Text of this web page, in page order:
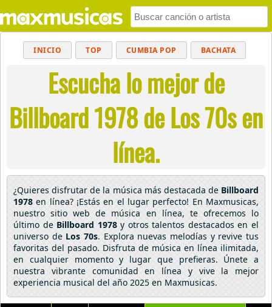
INICIO TOP CUMBIA POP BACHATA
POP MUSICA CRISTIANA REGGAETON
BALADAS ALTERNATIVO ELECTRÓNICA
CUMBIAS
Escucha lo mejor de
Billboard 1978 de Los 70s en
línea.
¿Quieres disfrutar de la música más destacada de Billboard
1978 en línea? ¡Estás en el lugar perfecto! En Maxmusicas,
nuestro sitio web de música en línea, te ofrecemos lo
último de Billboard 1978y otros talentos destacados en el
universo de Los 70s. Explora nuevas melodías y revive tus
favoritas del pasado. Disfruta de música en línea ilimitada,
en cualquier momento y lugar que prefieras. Únete a
nuestra vibrante comunidad en línea y vive la mejor
experiencia musical del año 2025 en Maxmusicas.